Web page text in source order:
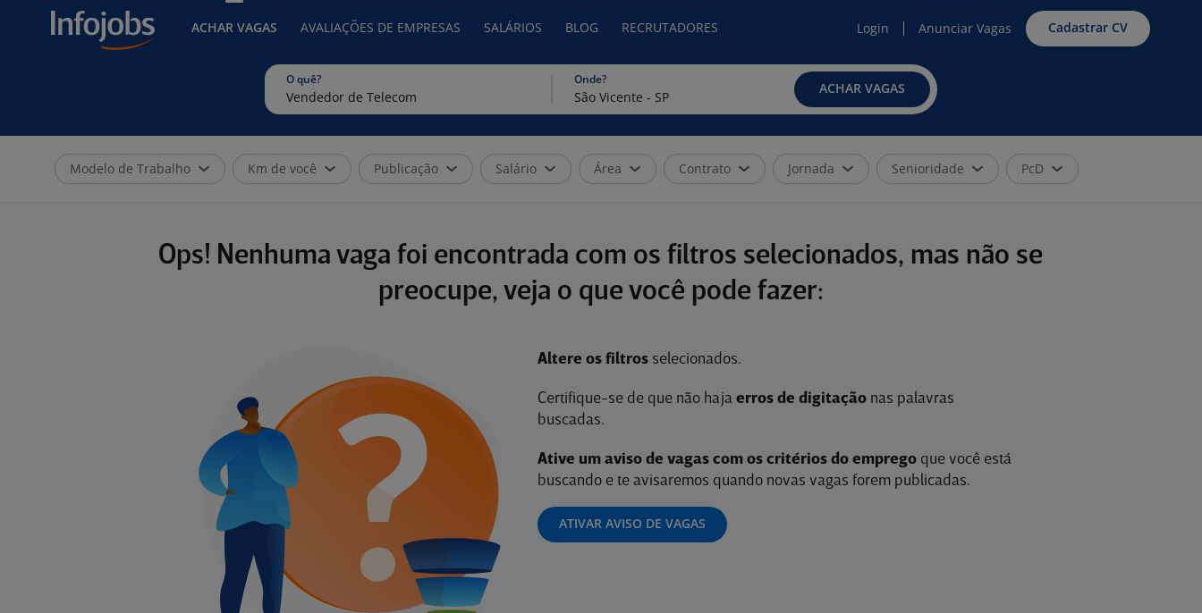
ACHAR VAGAS AVALIAÇÕES DE EMPRESAS SALÁRIOS BLOG RECRUTADORES Login Anunciar Vagas Cadastrar CV
O quê? Onde?
ACHAR VAGAS
Modelo de Trabalho Km de você Publicação Salário Área Contrato Jornada Senioridade PcD
Ops! Nenhuma vaga foi encontrada com os filtros selecionados, mas não se
preocupe, veja o que você pode fazer:
Altere os filtrosselecionados.
Certifique-se de que não haja erros de digitaçãonas palavras
buscadas.
Ative um aviso de vagas com os critérios do empregoque você está
buscando e te avisaremos quando novas vagas forem publicadas.
ATIVAR AVISO DE VAGAS